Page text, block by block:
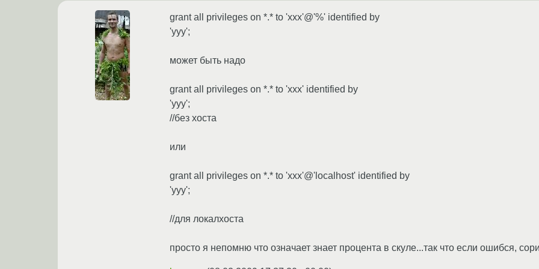
grant all privileges on *.* to 'xxx'@'%' identified by
'yyy';
может быть надо
grant all privileges on *.* to 'xxx' identified by
'yyy';
//без хоста
или
grant all privileges on *.* to 'xxx'@'localhost' identified by
'yyy';
//для локалхоста
просто я непомню что означает знает процента в скуле...так что если ошибся,